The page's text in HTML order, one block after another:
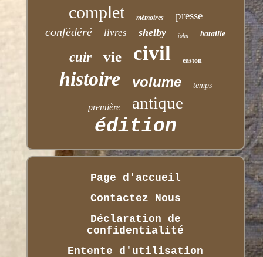
complet mémoires presse
confédéré livres shelby john bataille
cuir vie civil easton
histoire volume temps
première antique
édition
Page d'accueil
Contactez Nous
Déclaration de
confidentialité
Entente d'utilisation